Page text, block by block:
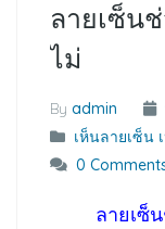
ลายเซ็น
ไม่
By admin
เห็นลายเซ็น
0
ลายเซ็